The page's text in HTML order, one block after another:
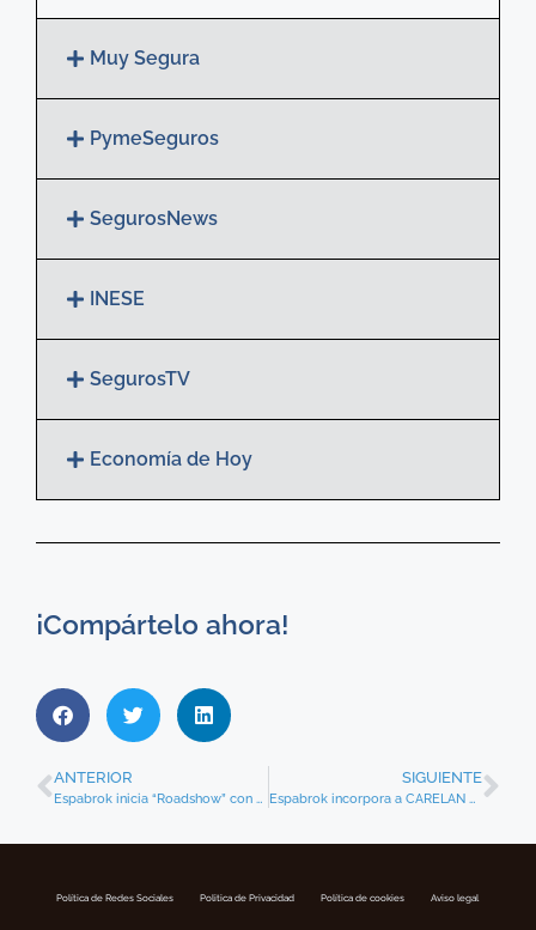
Muy Segura
PymeSeguros
SegurosNews
INESE
SegurosTV
Economía de Hoy
¡Compártelo ahora!
ANTERIOR
Espabrok inicia “Roadshow” con toda su correduría
SIGUIENTE
Espabrok incorpora a CARELAN ASESORES a su red y suma 10 corredurías en el País Vasco
Política de Redes Sociales Politica de Privacidad Política de cookies Aviso legal